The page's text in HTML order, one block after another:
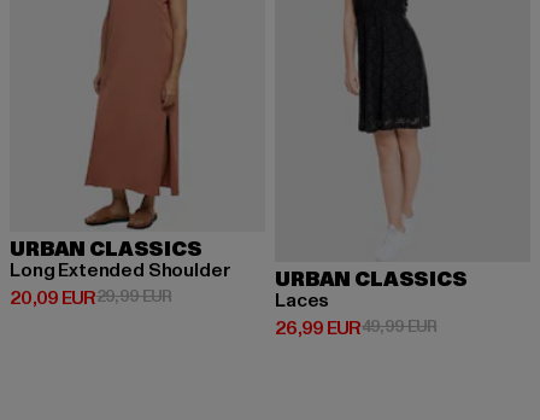
URBAN CLASSICS
Long Extended Shoulder
20,09 EUR
Derzeitiger Preis: 20,09 EUR
29,99 EURAktionspreis: 29,99 EUR
URBAN CLASSICS
Laces
26,99 EUR
Derzeitiger Preis: 26,99 EUR
49,99 EURAktionspreis: